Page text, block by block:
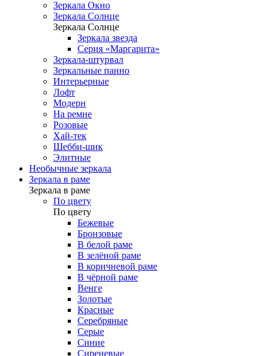
Зеркала Окно
Зеркала Солнце
Зеркала Солнце
Зеркала звезда
Серия «Маргарита»
Зеркала-штурвал
Зеркальные панно
Интерьерные
Лофт
Модерн
На ремне
Розовые
Хай-тек
Шебби-шик
Элитные
Необычные зеркала
Зеркала в раме
Зеркала в раме
По цвету
По цвету
Бежевые
Бронзовые
В белой раме
В зелёной раме
В коричневой раме
В чёрной раме
Венге
Золотые
Красные
Серебряные
Серые
Синие
Сиреневые